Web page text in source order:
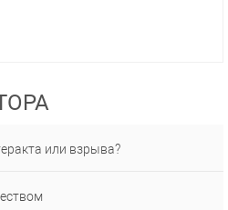
или взрыва?